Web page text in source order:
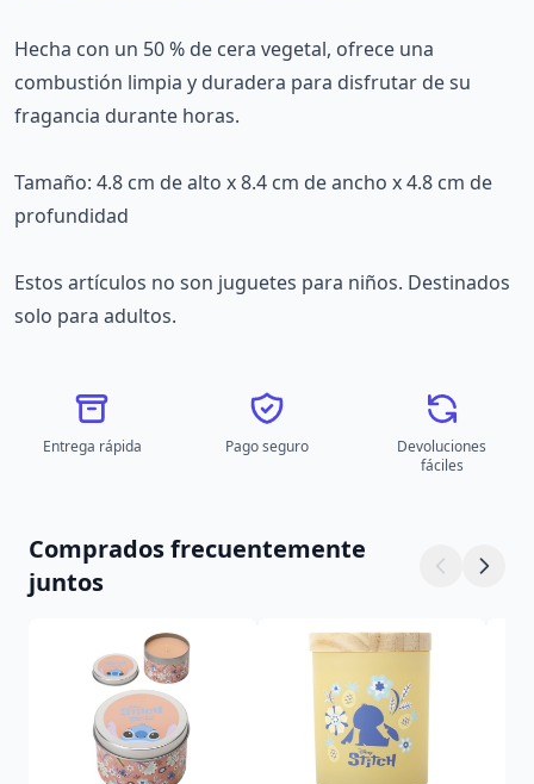
Hecha con un 50 % de cera vegetal, ofrece una
combustión limpia y duradera para disfrutar de su
fragancia durante horas.
Tamaño: 4.8 cm de alto x 8.4 cm de ancho x 4.8 cm de
profundidad
Estos artículos no son juguetes para niños. Destinados
solo para adultos.
Entrega rápida Pago seguro
Devoluciones
fáciles
Comprados frecuentemente
juntos